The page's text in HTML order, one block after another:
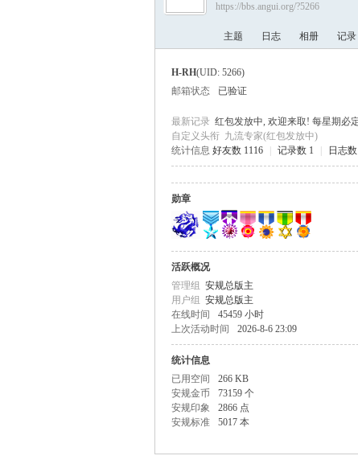
›
https://bbs.angui.org/?5266
主题 日志 相册 记录
H-RH(UID: 5266)
邮箱状态
已验证
最新记录 红包发放中, 欢迎来取! 每星期必
自定义头衔 九流专家(红包发放中)
统计信息 好友数 1116 记录数 1 日志
勋章
活跃概况
管理组 安规总版主
用户组 安规总版主
在线时间
45459 小时
上次活动时间
2026-8-6 23:09
统计信息
已用空间
266 KB
安规金币
73159 个
安规印象
2866 点
安规标准
5017 本